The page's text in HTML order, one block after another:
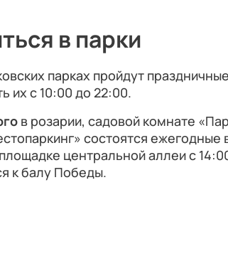
в парки
парках пройдут
их с 10:00 до 22:00.
в розарии, садовой комнате
состоятся ежегодные
центральной аллеи с
к балу Победы.